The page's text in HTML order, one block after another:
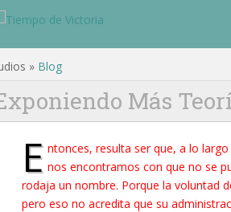
» Blog
Más
E ntonces, resulta ser que, a lo
nos encontramos con que no se
rodaja un nombre. Porque la voluntad
pero eso no acredita que su